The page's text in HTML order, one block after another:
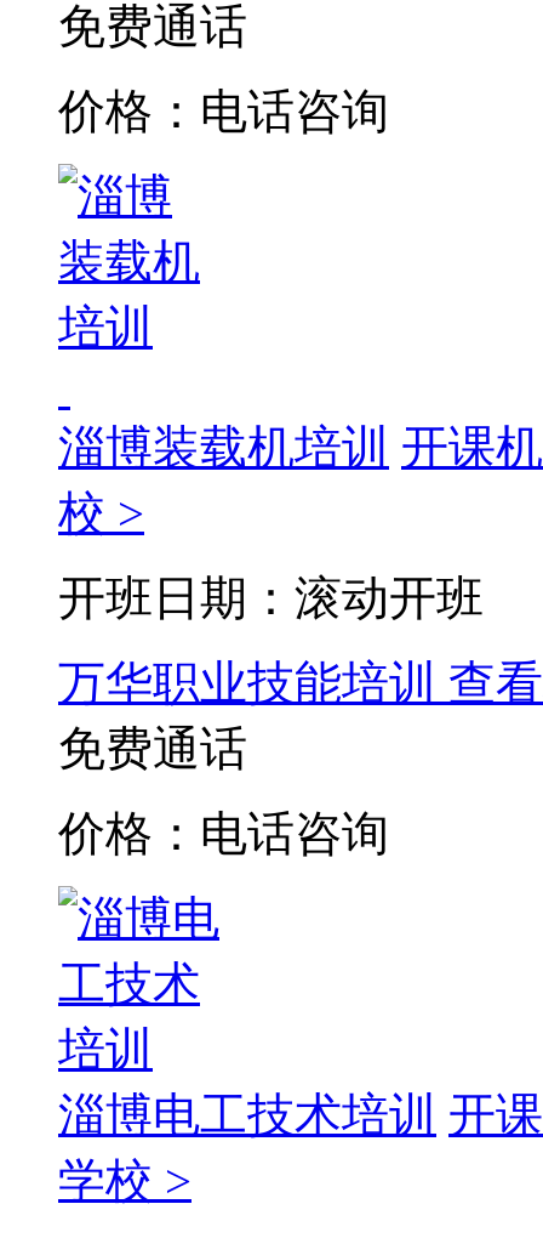
免费通话
价格：电话咨询
淄博装载机培训 开课
校 >
开班日期：滚动开班
万华职业技能培训 查
免费通话
价格：电话咨询
淄博电工技术培训 开
学校 >